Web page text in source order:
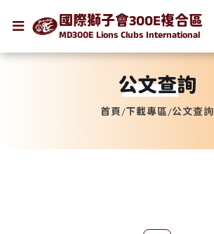
國際獅子會300E複合區
MD300E Lions Clubs International
公文查詢
首頁/下載專區/公文查詢